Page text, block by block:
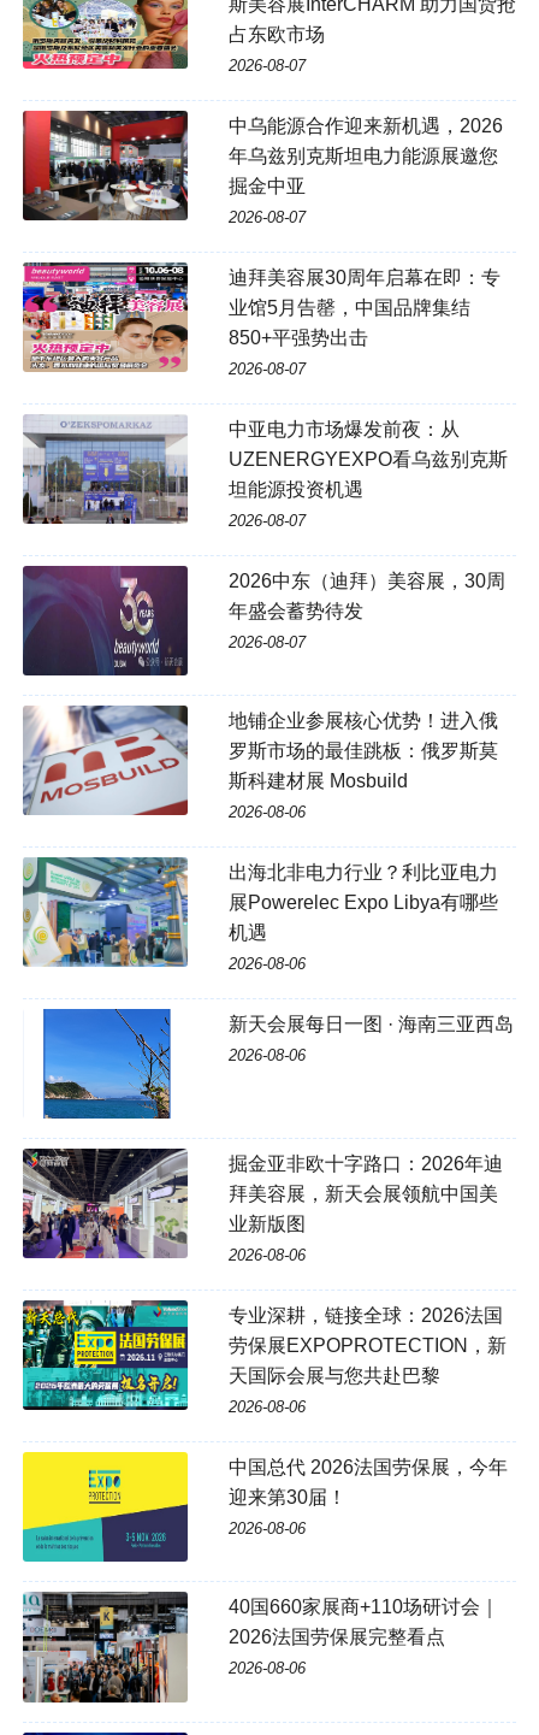
占东欧市场
2026-08-07
中乌能源合作迎来新机遇，2026
年乌兹别克斯坦电力能源展邀您
掘金中亚
2026-08-07
迪拜美容展30周年启幕在即：专
业馆5月告罄，中国品牌集结
850+平强势出击
2026-08-07
中亚电力市场爆发前夜：从
UZENERGYEXPO看乌兹别克斯
坦能源投资机遇
2026-08-07
2026中东（迪拜）美容展，30周
年盛会蓄势待发
2026-08-07
地铺企业参展核心优势！进入俄
罗斯市场的最佳跳板：俄罗斯莫
斯科建材展 Mosbuild
2026-08-06
出海北非电力行业？利比亚电力
展Powerelec Expo Libya有哪些
机遇
2026-08-06
新天会展每日一图 · 海南三亚西岛
2026-08-06
掘金亚非欧十字路口：2026年迪
拜美容展，新天会展领航中国美
业新版图
2026-08-06
专业深耕，链接全球：2026法国
劳保展EXPOPROTECTION，新
天国际会展与您共赴巴黎
2026-08-06
中国总代 2026法国劳保展，今年
迎来第30届！
2026-08-06
40国660家展商+110场研讨会｜
2026法国劳保展完整看点
2026-08-06